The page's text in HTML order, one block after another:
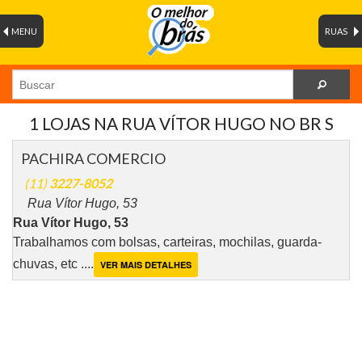
RUAS
MENU
1 LOJAS NA RUA VÍTOR HUGO NO BR S
PACHIRA COMERCIO
(11)3227-8052
Rua Vítor Hugo, 53
Rua Vítor Hugo, 53
Trabalhamos com bolsas, carteiras, mochilas, guarda-
chuvas, etc .... VER MAIS DETALHES